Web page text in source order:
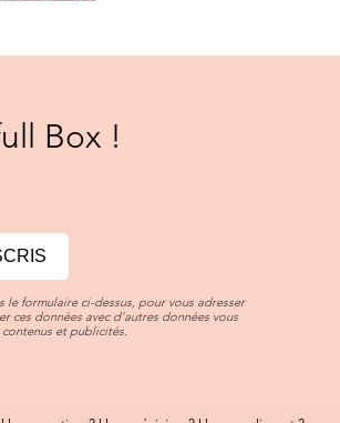
Box !
formulaire ci-dessus, pour vous adresser
ces données avec d’autres données vous
et publicités.